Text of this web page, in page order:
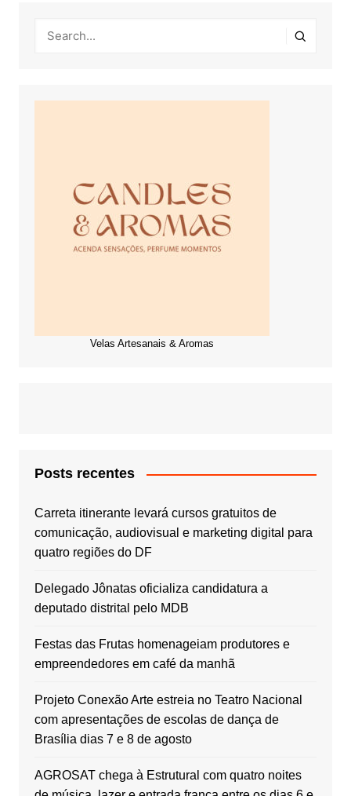
Velas Artesanais & Aromas
Posts recentes
Carreta itinerante levará cursos gratuitos de
comunicação, audiovisual e marketing digital para
quatro regiões do DF
Delegado Jônatas oficializa candidatura a
deputado distrital pelo MDB
Festas das Frutas homenageiam produtores e
empreendedores em café da manhã
Projeto Conexão Arte estreia no Teatro Nacional
com apresentações de escolas de dança de
Brasília dias 7 e 8 de agosto
AGROSAT chega à Estrutural com quatro noites